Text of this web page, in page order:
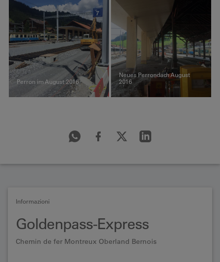
Perron im August 2016
Neues Perrondach August
2016
Informazioni
Goldenpass-Express
Chemin de fer Montreux Oberland Bernois